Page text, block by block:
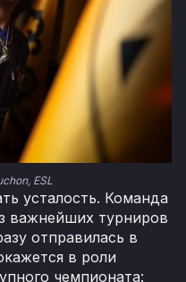
ESL
усталость. Команда
важнейших турниров
отправилась в
в роли
чемпионата: